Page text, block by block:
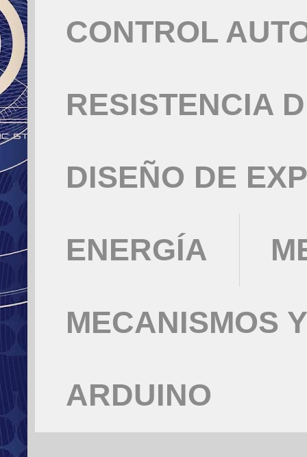
CONTROL
RESISTENCIA
DISEÑO DE
ENERGÍA
MECANISMOS
ARDUINO